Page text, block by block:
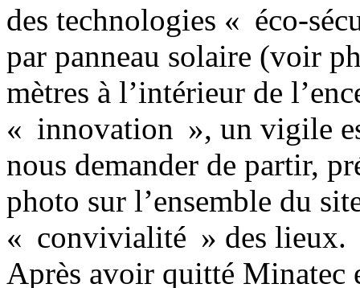
des technologies « éco-
par panneau solaire (voir
mètres à l’intérieur de
« innovation », un vigile
nous demander de partir,
photo sur l’ensemble du
« convivialité » des lieux.
Après avoir quitté Minatec